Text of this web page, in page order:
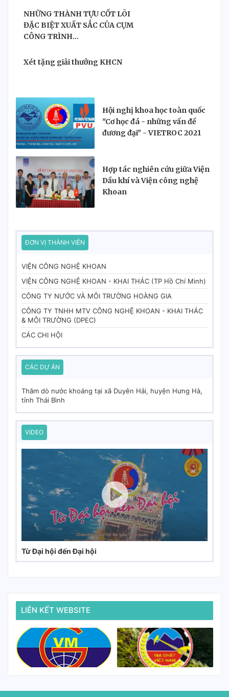
NHỮNG THÀNH TỰU CỐT LÕI
ĐẶC BIỆT XUẤT SẮC CỦA CỤM
CÔNG TRÌNH...
Xét tặng giải thưởng KHCN
Hội nghị khoa học toàn quốc
"Cơ học đá - những vấn đề
đương đại" - VIETROC 2021
Hợp tác nghiên cứu giữa Viện
Dầu khí và Viện công nghệ
Khoan
ĐƠN VỊ THÀNH VIÊN
VIỆN CÔNG NGHỆ KHOAN
VIỆN CÔNG NGHỆ KHOAN - KHAI THÁC (TP Hồ Chí Minh)
CÔNG TY NƯỚC VÀ MÔI TRƯỜNG HOÀNG GIA
CÔNG TY TNHH MTV CÔNG NGHỆ KHOAN - KHAI THÁC
& MÔI TRƯỜNG (DPEC)
CÁC CHI HỘI
CÁC DỰ ÁN
Thăm dò nước khoáng tại xã Duyên Hải, huyện Hưng Hà,
tỉnh Thái Bình
VIDEO
Từ Đại hội đến Đại hội
LIÊN KẾT WEBSITE